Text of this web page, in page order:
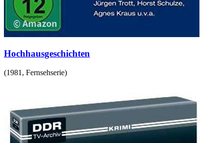
Hochhausgeschichten
(1981 , Fernsehserie)